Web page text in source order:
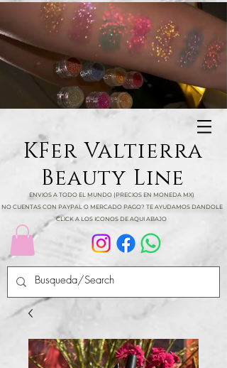
KFer Valtierra
Beauty Line
ENVIOS A TODO EL MUNDO (PRECIOS EN MONEDA MX)
NO CUENTAS CON PAYPAL O MERCADO PAGO? TE AYUDAMOS DANDOLE
CLICK A LOS ICONOS DE AQUI ABAJO